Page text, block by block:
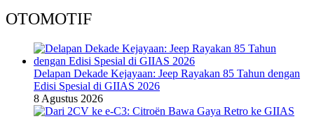
OTOMOTIF
Delapan Dekade Kejayaan: Jeep Rayakan 85 Tahun dengan
Edisi Spesial di GIIAS 2026
8 Agustus 2026